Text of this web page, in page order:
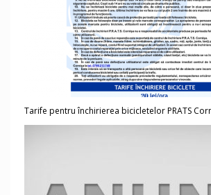
Tarife pentru închirierea bicicletelor PRATS